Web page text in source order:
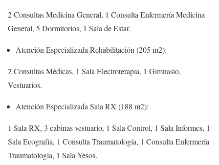
2 Consultas Medicina General, 1 Consulta Enfermería Medicina
General, 5 Dormitorios, 1 Sala de Estar.
Atención Especializada Rehabilitación (205 m2):
2 Consultas Médicas, 1 Sala Electroterapia, 1 Gimnasio,
Vestuarios.
Atención Especializada Sala RX (188 m2):
1 Sala RX, 3 cabinas vestuario, 1 Sala Control, 1 Sala Informes, 1
Sala Ecografía, 1 Consulta Traumatología, 1 Consulta Enfermería
Traumatología, 1 Sala Yesos.